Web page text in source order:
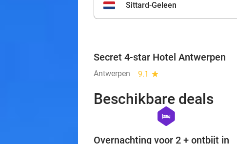
Sittard-Geleen
Secret 4-star Hotel Antwerpen
Antwerpen 9.1 star
Beschikbare deals
hexagon
hotel
Overnachting voor 2 + ontbijt in